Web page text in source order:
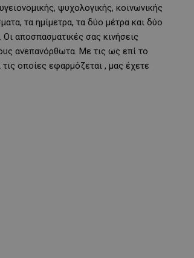
ψυχολογικής, κοινωνικής
τα ημίμετρα, τα δύο μέτρα και δύο
αποσπασματικές σας κινήσεις
ανεπανόρθωτα. Με τις ως επί το
οποίες εφαρμόζεται , μας έχετε